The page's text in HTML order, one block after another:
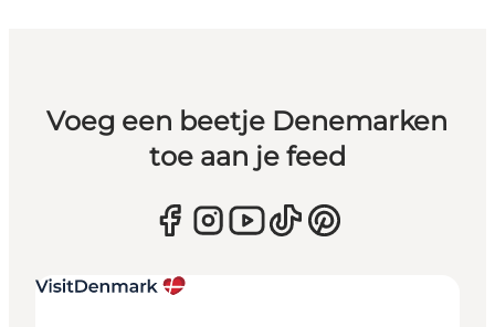
Voeg een beetje Denemarken
toe aan je feed